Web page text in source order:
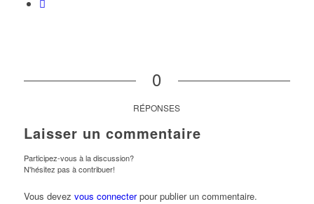
0
RÉPONSES
Laisser un commentaire
Participez-vous à la discussion?
N'hésitez pas à contribuer!
Vous devez vous connecterpour publier un commentaire.